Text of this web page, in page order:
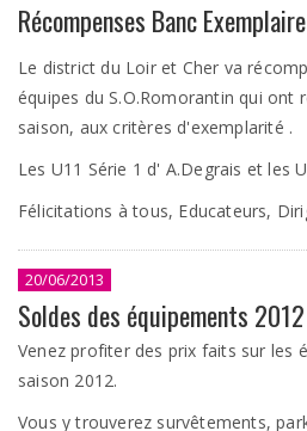
Récompenses Banc
Le district du Loir et Cher va
équipes du S.O.Romorantin qui ont
saison, aux critères d'exemplarité .
Les U11 Série 1 d' A.Degrais et les
Félicitations à tous, Educateurs,
20/06/2013
Soldes des équipements
Venez profiter des prix faits sur les
saison 2012.
Vous y trouverez survêtements,